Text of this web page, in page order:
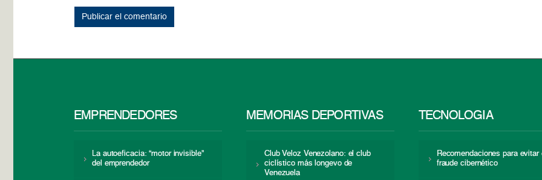
EMPRENDEDORES
La autoeficacia: “motor invisible”
del emprendedor
MEMORIAS DEPORTIVAS
Club Veloz Venezolano: el club
ciclístico más longevo de
Venezuela
TECNOLOGÍA
Recomendaciones para evitar
fraude cibernético